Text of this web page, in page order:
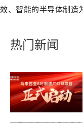
效、智能的半导体制造
热门新闻